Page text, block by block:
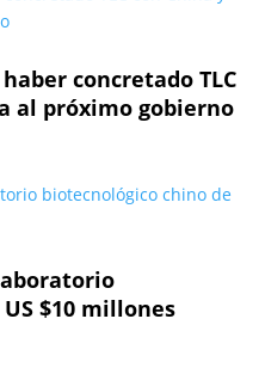
concretado TLC
al próximo gobierno
$10 millones